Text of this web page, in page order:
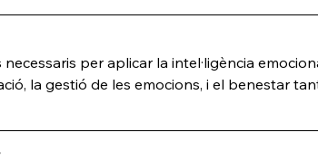
per aplicar la intel·ligència
la gestió de les emocions, i el benestar